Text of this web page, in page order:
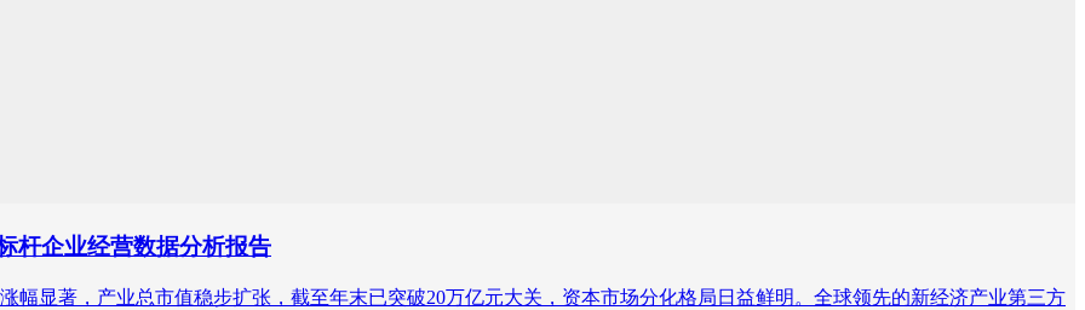
杆企业经营数据分析报告
幅显著，产业总市值稳步扩张，截至年末已突破20万亿元大关，资本市场分化格局日益鲜明。全球领先的新经济产业第三方